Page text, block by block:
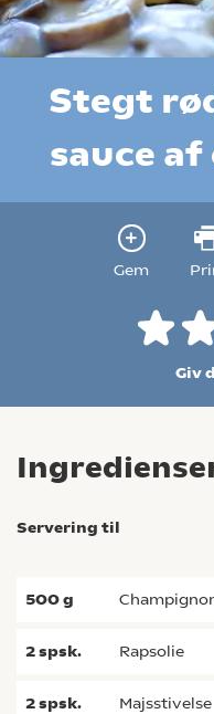
Stegt
sauce
Gem
Giv
Servering til
500g
2spsk. rapsolie
2spsk. majsstivelse